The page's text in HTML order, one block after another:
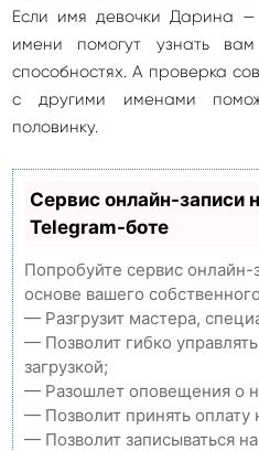
Если имя девочки Дарина
имени помогут узнать
способностях. А проверка
с другими именами
половинку.
Сервис онлайн-записи
Telegram-боте
Попробуйте сервис онлайн-
основе вашего
— Разгрузит мастера,
— Позволит гибко
загрузкой;
— Разошлет оповещения о
— Позволит принять оплату
— Позволит записываться